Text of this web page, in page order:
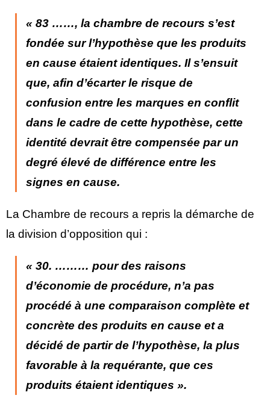
« 83 ……, la chambre de recours s’est
fondée sur l’hypothèse que les produits
en cause étaient identiques. Il s’ensuit
que, afin d’écarter le risque de
confusion entre les marques en conflit
dans le cadre de cette hypothèse, cette
identité devrait être compensée par un
degré élevé de différence entre les
signes en cause.
La Chambre de recours a repris la démarche de
la division d’opposition qui :
« 30. ……… pour des raisons
d’économie de procédure, n’a pas
procédé à une comparaison complète et
concrète des produits en cause eta
décidé de partir de l’hypothèse, la plus
favorable à la requérante, que ces
produits étaient identiques ».